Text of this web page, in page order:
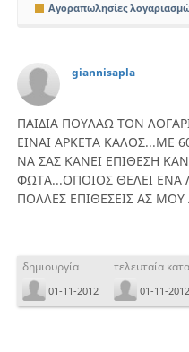
Αγοραπωλησίες
giannisapla
ΠΑΙΔΙΑ ΠΟΥΛΑΩ ΤΟΝ
ΕΙΝΑΙ ΑΡΚΕΤΑ ΚΑΛΟΣ...ΜΕ
ΝΑ ΣΑΣ ΚΑΝΕΙ ΕΠΙΘΕΣΗ
ΦΩΤΑ...ΟΠΟΙΟΣ ΘΕΛΕΙ
ΠΟΛΛΕΣ ΕΠΙΘΕΣΕΙΣ ΑΣ
δημιουργία
01-11-2012
τελευταία
01-11-2012